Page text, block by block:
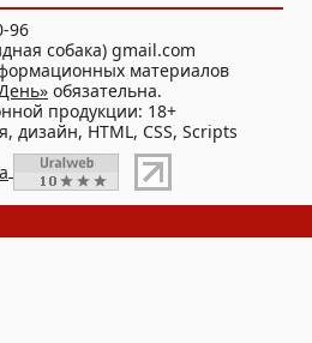
96
собака) gmail.com
материалов
обязательна.
продукции: 18+
дизайн, HTML, CSS, Scripts